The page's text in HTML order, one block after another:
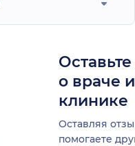
о враче
клинике
Оставляя
помогаете